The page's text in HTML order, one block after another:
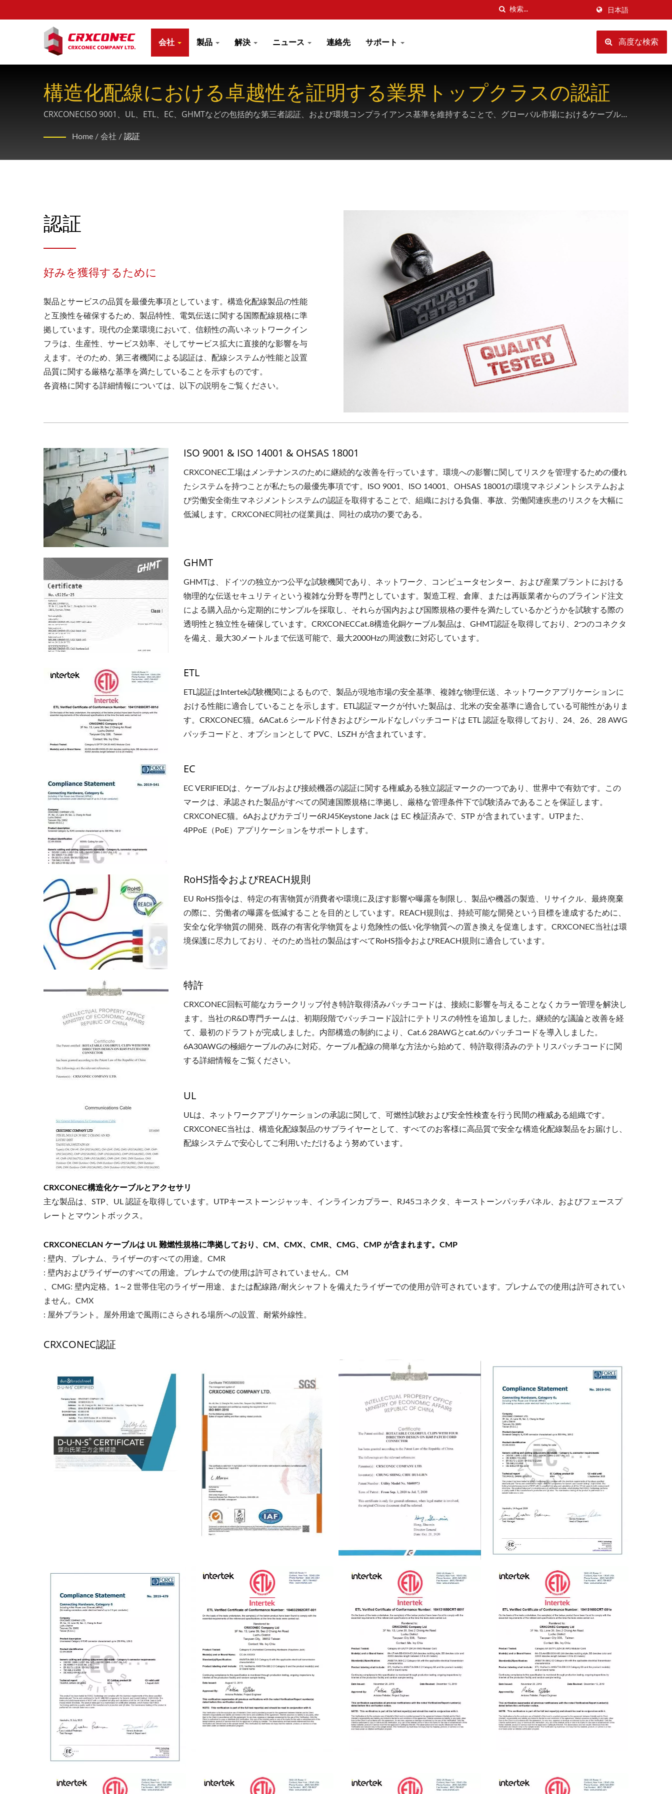
日本語
会社 製品 解決 ニュース 連絡先 サポート 高度な検索
構造化配線における卓越性を証明する業界トップクラスの認証
CRXCONECISO 9001、UL、ETL、EC、GHMTなどの包括的な第三者認証、および環境コンプライアンス基準を維持することで、グローバル市場におけるケーブル
Home / 会社 / 認証
認証
好みを獲得するために
製品とサービスの品質を最優先事項としています。構造化配線製品の性能
と互換性を確保するため、製品特性、電気伝送に関する国際配線規格に準
拠しています。現代の企業環境において、信頼性の高いネットワークイン
フラは、生産性、サービス効率、そしてサービス拡大に直接的な影響を与
えます。そのため、第三者機関による認証は、配線システムが性能と設置
品質に関する厳格な基準を満たしていることを示すものです。
各資格に関する詳細情報については、以下の説明をご覧ください。
ISO 9001 & ISO 14001 & OHSAS 18001
CRXCONEC工場はメンテナンスのために継続的な改善を行っています。環境への影響に関してリスクを管理するための優れ
たシステムを持つことが私たちの最優先事項です。ISO 9001、ISO 14001、OHSAS 18001の環境マネジメントシステムおよ
び労働安全衛生マネジメントシステムの認証を取得することで、組織における負傷、事故、労働関連疾患のリスクを大幅に
低減します。CRXCONEC同社の従業員は、同社の成功の要である。
GHMT
GHMTは、ドイツの独立かつ公平な試験機関であり、ネットワーク、コンピュータセンター、および産業プラントにおける
物理的な伝送セキュリティという複雑な分野を専門としています。製造工程、倉庫、または再販業者からのブラインド注文
による購入品から定期的にサンプルを採取し、それらが国内および国際規格の要件を満たしているかどうかを試験する際の
透明性と独立性を確保しています。CRXCONECCat.8構造化銅ケーブル製品は、GHMT認証を取得しており、2つのコネクタ
を備え、最大30メートルまで伝送可能で、最大2000Hzの周波数に対応しています。
ETL
ETL認証はIntertek試験機関によるもので、製品が現地市場の安全基準、複雑な物理伝送、ネットワークアプリケーションに
おける性能に適合していることを示します。ETL認証マークが付いた製品は、北米の安全基準に適合している可能性がありま
す。CRXCONEC猫。6ACat.6 シールド付きおよびシールドなしパッチコードは ETL 認証を取得しており、24、26、28 AWG
パッチコードと、オプションとして PVC、LSZH が含まれています。
EC
EC VERIFIEDは、ケーブルおよび接続機器の認証に関する権威ある独立認証マークの一つであり、世界中で有効です。この
マークは、承認された製品がすべての関連国際規格に準拠し、厳格な管理条件下で試験済みであることを保証します。
CRXCONEC猫。6Aおよびカテゴリー6RJ45Keystone Jack は EC 検証済みで、STP が含まれています。UTPまた、
4PPoE（PoE）アプリケーションをサポートします。
RoHS指令およびREACH規則
EU RoHS指令は、特定の有害物質が消費者や環境に及ぼす影響や曝露を制限し、製品や機器の製造、リサイクル、最終廃棄
の際に、労働者の曝露を低減することを目的としています。REACH規則は、持続可能な開発という目標を達成するために、
安全な化学物質の開発、既存の有害化学物質をより危険性の低い化学物質への置き換えを促進します。CRXCONEC当社は環
境保護に尽力しており、そのため当社の製品はすべてRoHS指令およびREACH規則に適合しています。
特許
CRXCONEC回転可能なカラークリップ付き特許取得済みパッチコードは、接続に影響を与えることなくカラー管理を解決し
ます。当社のR&D専門チームは、初期段階でパッチコード設計にテトリスの特性を追加しました。継続的な議論と改善を経
て、最初のドラフトが完成しました。内部構造の制約により、Cat.6 28AWGとcat.6のパッチコードを導入しました。
6A30AWGの極細ケーブルのみに対応。ケーブル配線の簡単な方法から始めて、特許取得済みのテトリスパッチコードに関
する詳細情報をご覧ください。
UL
ULは、ネットワークアプリケーションの承認に関して、可燃性試験および安全性検査を行う民間の権威ある組織です。
CRXCONEC当社は、構造化配線製品のサプライヤーとして、すべてのお客様に高品質で安全な構造化配線製品をお届けし、
配線システムで安心してご利用いただけるよう努めています。
CRXCONEC構造化ケーブルとアクセサリ
主な製品は、STP、UL 認証を取得しています。UTPキーストーンジャッキ、インラインカプラー、RJ45コネクタ、キーストーンパッチパネル、およびフェースプ
レートとマウントボックス。
CRXCONECLAN ケーブルは UL 難燃性規格に準拠しており、CM、CMX、CMR、CMG、CMP が含まれます。CMP
: 壁内、プレナム、ライザーのすべての用途。CMR
: 壁内およびライザーのすべての用途。プレナムでの使用は許可されていません。CM
、CMG: 壁内定格。1～2 世帯住宅のライザー用途、または配線路/耐火シャフトを備えたライザーでの使用が許可されています。プレナムでの使用は許可されてい
ません。CMX
: 屋外プラント。屋外用途で風雨にさらされる場所への設置、耐紫外線性。
CRXCONEC認証